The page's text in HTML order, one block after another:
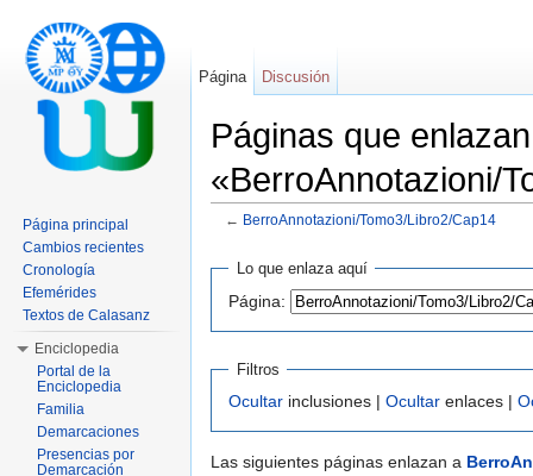
Páginas que
«BerroAnnotazioni/
← BerroAnnotazioni/Tomo3/Libro2/Cap14
Lo que enlaza aquí
Página:
Filtros
Ocultar inclusiones | Ocultar enlaces |
Las siguientes páginas enlazan a
Página Discusión
Página principal
Cambios recientes
Cronología
Efemérides
Textos de Calasanz
Enciclopedia
Portal de la
Enciclopedia
Familia
Demarcaciones
Presencias por
Demarcación